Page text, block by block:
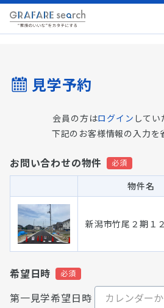
見学予約
会員の方はログイン してい
下記のお客様情報の入力を
お問い合わせの物件
物件名
新潟市竹尾２期１
希望日時
第一見学希望日時